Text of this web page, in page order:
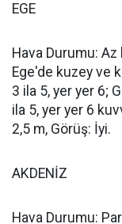
EGE
Hava Durumu:
Ege'de kuzey ve
3 ila 5, yer yer 6;
ila 5, yer yer 6
2,5 m, Görüş: İyi.
AKDENİZ
Hava Durumu: